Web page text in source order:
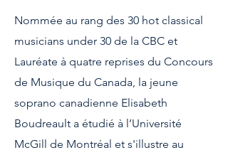
Nommée au rang des 30 hot classical
musicians under 30 de la CBC et
Lauréate à quatre reprises du Concours
de Musique du Canada, la jeune
soprano canadienne Elisabeth
Boudreault a étudié à l’Université
McGill de Montréal et s'illustre au